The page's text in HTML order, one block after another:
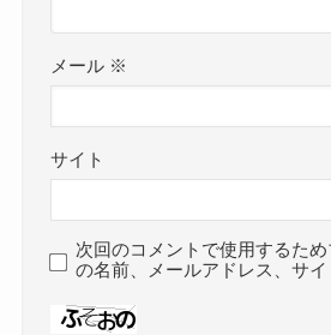
メール ※
サイト
次回のコメントで使用するた
の名前、メールアドレス、サイ